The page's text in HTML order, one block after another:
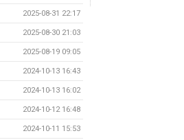
2025-08-31 22:17
2025-08-30 21:03
2025-08-19 09:05
2024-10-13 16:43
2024-10-13 16:02
2024-10-12 16:48
2024-10-11 15:53